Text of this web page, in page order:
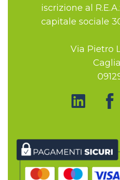
iscrizione al
capitale sociale
Via Pietro